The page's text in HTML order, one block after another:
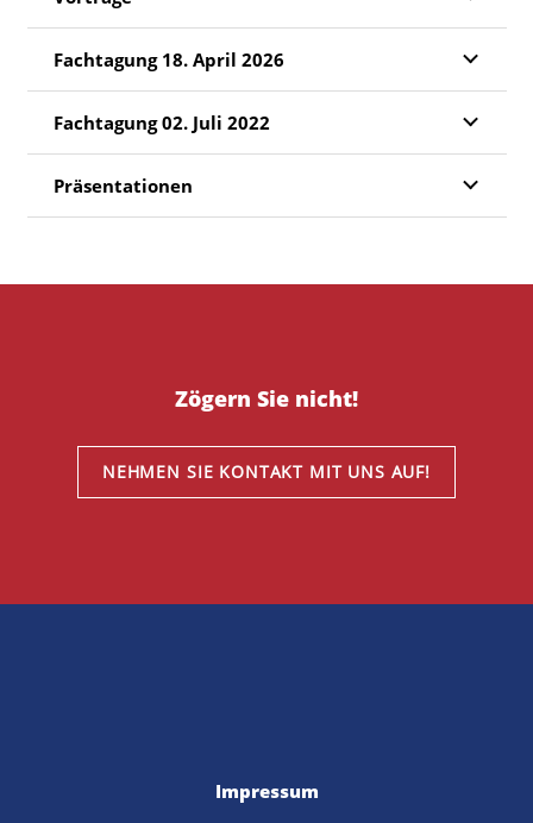
Fachtagung 18. April 2026
Fachtagung 02. Juli 2022
Präsentationen
Zögern Sie nicht!
NEHMEN SIE KONTAKT MIT UNS AUF!
Impressum